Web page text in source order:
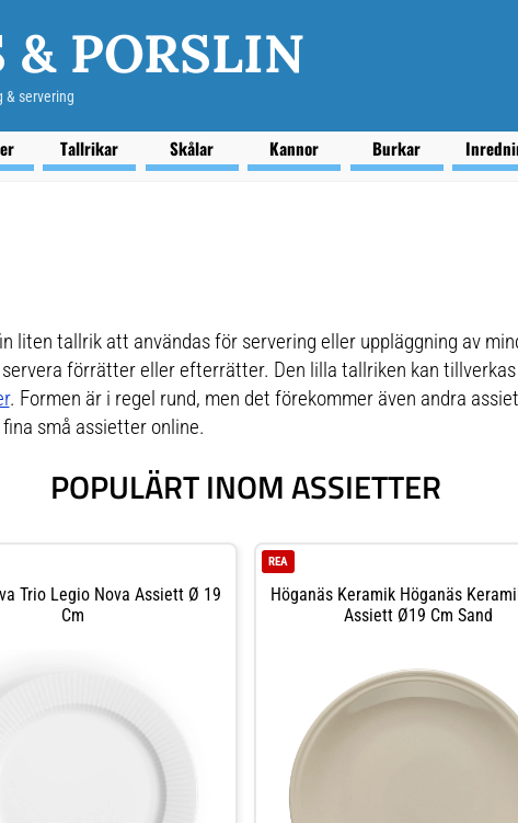
& PORSLIN
& servering
Tallrikar Skålar Kannor Burkar
liten tallrik att användas för servering eller uppläggning av
förrätter eller efterrätter. Den lilla tallriken kan
. Formen är i regel rund, men det förekommer även andra
små assietter online.
POPULÄRT INOM ASSIETTER
Trio Legio Nova Assiett Ø 19
Cm
Höganäs Keramik Höganäs
Assiett Ø19 Cm Sand
REA